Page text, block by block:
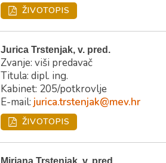
ŽIVOTOPIS
Jurica Trstenjak, v. pred.
Zvanje: viši predavač
Titula: dipl. ing.
Kabinet: 205/potkrovlje
E-mail:jurica.trstenjak@mev.hr
ŽIVOTOPIS
Mirjana Trstenjak, v. pred.